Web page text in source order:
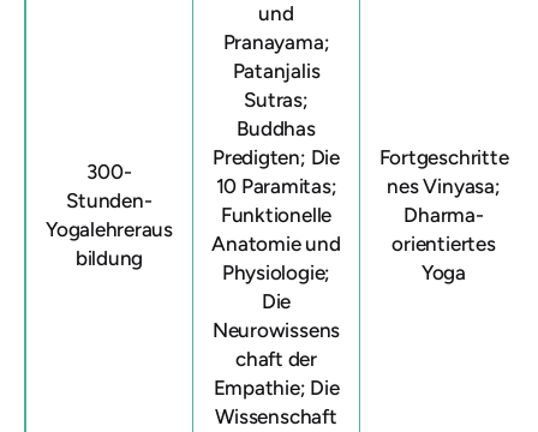
300-
Stunden-
Yogalehreraus
bildung
und
Pranayama;
Patanjalis
Sutras;
Buddhas
Predigten; Die
10 Paramitas;
Funktionelle
Anatomie und
Physiologie;
Die
Neurowissens
chaft der
Empathie; Die
Wissenschaft
Fortgeschritte
nes Vinyasa;
Dharma-
orientiertes
Yoga